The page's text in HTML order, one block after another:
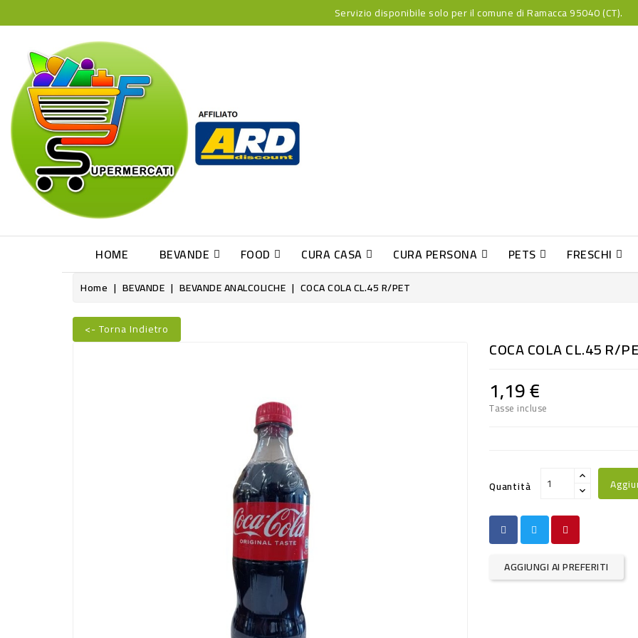
Servizio disponibile solo per il comune di Ramacca 95040 (CT).
HOME BEVANDE FOOD CURA CASA CURA PERSONA PETS FRESCHI
Home BEVANDE BEVANDE ANALCOLICHE COCA COLA CL.45 R/PET
<- Torna Indietro
COCA COLA CL.45 R/
1,19 €
Tasse incluse
Quantità
AGGIUNGI AI PREFERITI